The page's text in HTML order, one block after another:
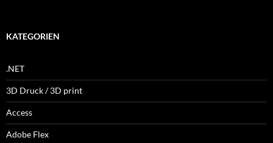
KATEGORIEN
.NET
3D Druck / 3D print
Access
Adobe Flex